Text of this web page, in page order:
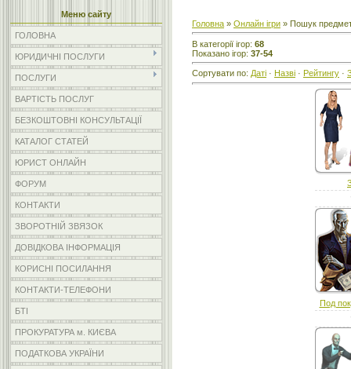
Меню сайту
ГОЛОВНА
ЮРИДИЧНІ ПОСЛУГИ
ПОСЛУГИ
ВАРТІСТЬ ПОСЛУГ
БЕЗКОШТОВНІ КОНСУЛЬТАЦІЇ
КАТАЛОГ СТАТЕЙ
ЮРИСТ ОНЛАЙН
ФОРУМ
КОНТАКТИ
ЗВОРОТНІЙ ЗВЯЗОК
ДОВІДКОВА ІНФОРМАЦІЯ
КОРИСНІ ПОСИЛАННЯ
КОНТАКТИ-ТЕЛЕФОНИ
БТІ
ПРОКУРАТУРА м. КИЄВА
ПОДАТКОВА УКРАЇНИ
Головна » Онлайн ігри » Пошук
В категорії ігор: 68
Показано ігор: 37-54
Сортувати по: Даті · Назві · Рейтингу ·
Под